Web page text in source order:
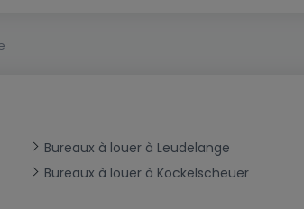
Bureaux à louer à Leudelange
Bureaux à louer à Kockelscheuer